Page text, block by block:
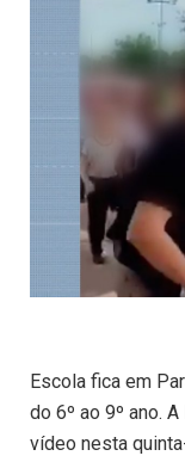
Escola fica em
do 6º ao 9º ano.
vídeo nesta